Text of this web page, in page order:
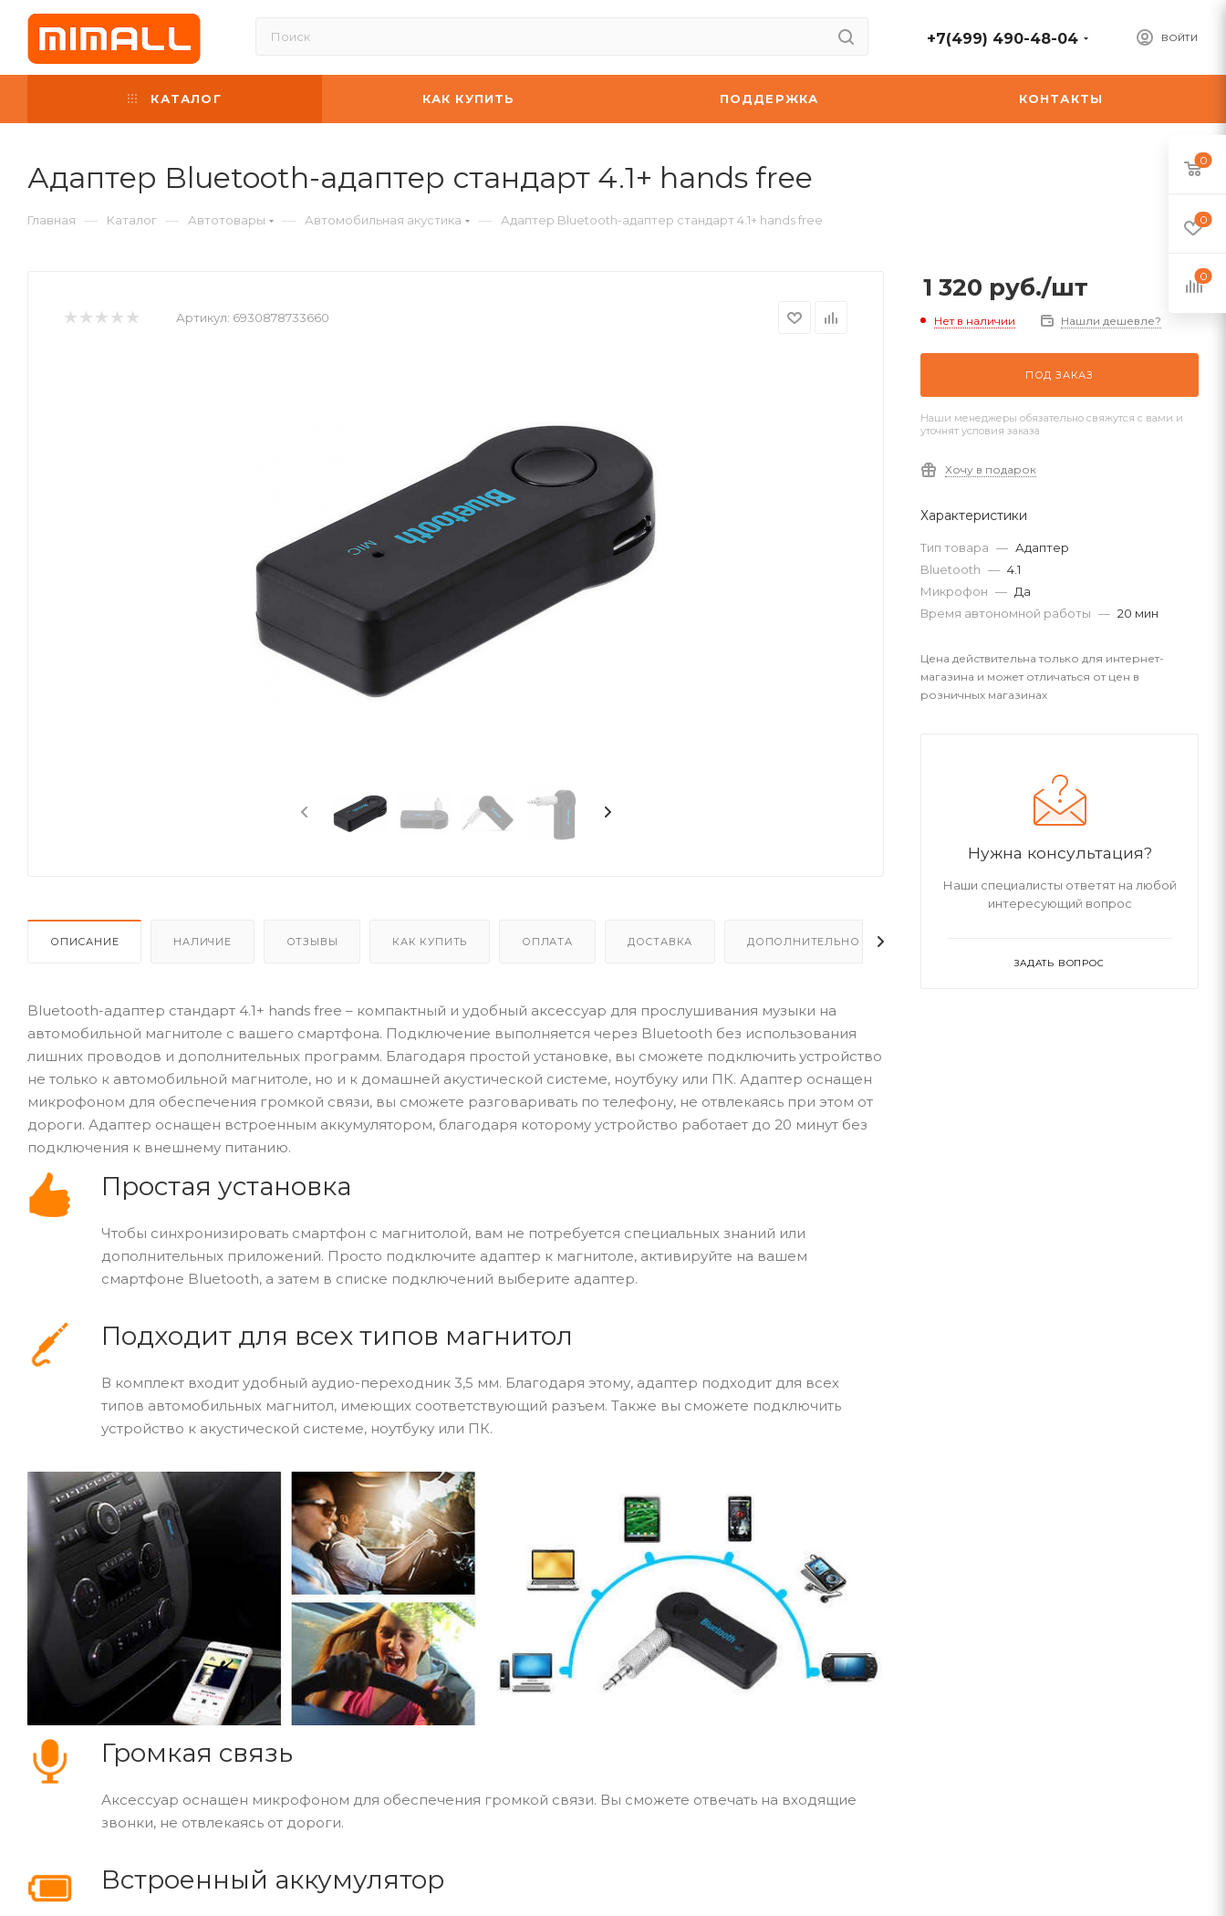
ВОЙТИ
+7(499) 490-48-04
КАТАЛОГ КАК КУПИТЬ ПОДДЕРЖКА КОНТАКТЫ
Адаптер Bluetooth-адаптер стандарт 4.1+ hands free
Главная — Каталог — Автотовары — Автомобильная акустика — Адаптер Bluetooth-адаптер стандарт 4.1+ hands free
Артикул: 6930878733660
ОПИСАНИЕ НАЛИЧИЕ ОТЗЫВЫ КАК КУПИТЬ ОПЛАТА ДОСТАВКА ДОПОЛНИТЕЛЬНО
Bluetooth-адаптер стандарт 4.1+ hands free – компактный и удобный аксессуар для прослушивания музыки на
автомобильной магнитоле с вашего смартфона. Подключение выполняется через Bluetooth без использования
лишних проводов и дополнительных программ. Благодаря простой установке, вы сможете подключить устройство
не только к автомобильной магнитоле, но и к домашней акустической системе, ноутбуку или ПК. Адаптер оснащен
микрофоном для обеспечения громкой связи, вы сможете разговаривать по телефону, не отвлекаясь при этом от
дороги. Адаптер оснащен встроенным аккумулятором, благодаря которому устройство работает до 20 минут без
подключения к внешнему питанию.
Простая установка
Чтобы синхронизировать смартфон с магнитолой, вам не потребуется специальных знаний или
дополнительных приложений. Просто подключите адаптер к магнитоле, активируйте на вашем
смартфоне Bluetooth, а затем в списке подключений выберите адаптер.
Подходит для всех типов магнитол
В комплект входит удобный аудио-переходник 3,5 мм. Благодаря этому, адаптер подходит для всех
типов автомобильных магнитол, имеющих соответствующий разъем. Также вы сможете подключить
устройство к акустической системе, ноутбуку или ПК.
Громкая связь
Аксессуар оснащен микрофоном для обеспечения громкой связи. Вы сможете отвечать на входящие
звонки, не отвлекаясь от дороги.
Встроенный аккумулятор
1 320 руб./шт
Нет в наличии Нашли дешевле?
ПОД ЗАКАЗ
Наши менеджеры обязательно свяжутся с вами и
уточнят условия заказа
Хочу в подарок
Характеристики
Тип товара — Адаптер
Bluetooth — 4.1
Микрофон — Да
Время автономной работы — 20 мин
Цена действительна только для интернет-
магазина и может отличаться от цен в
розничных магазинах
Нужна консультация?
Наши специалисты ответят на любой
интересующий вопрос
ЗАДАТЬ ВОПРОС
0
0
0